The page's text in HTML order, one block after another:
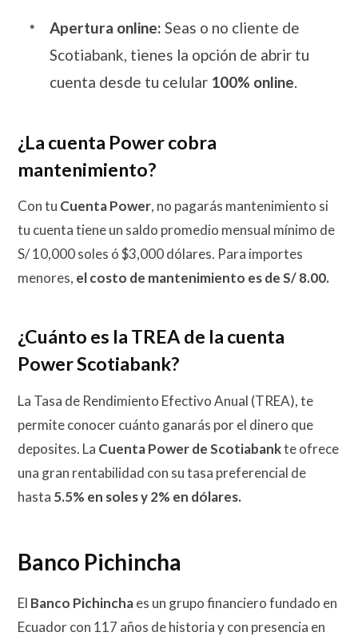
Apertura online: Seas o no cliente de
Scotiabank, tienes la opción de abrir tu
cuenta desde tu celular 100% online
¿La cuenta Power cobra
mantenimiento?
Con tu Cuenta Power, no pagarás mantenimiento si
tu cuenta tiene un saldo promedio mensual mínimo de
S/ 10,000 soles ó $3,000 dólares. Para importes
menores, el costo de mantenimiento es de S/ 8.00.
¿Cuánto es la TREA de la cuenta
Power Scotiabank?
La Tasa de Rendimiento Efectivo Anual (TREA), te
permite conocer cuánto ganarás por el dinero que
deposites. La Cuenta Power de Scotiabankte ofrece
una gran rentabilidad con su tasa preferencial de
hasta 5.5% en soles y2% en dólares.
Banco Pichincha
El Banco Pichinchaes un grupo financiero fundado en
Ecuador con 117 años de historia y con presencia en